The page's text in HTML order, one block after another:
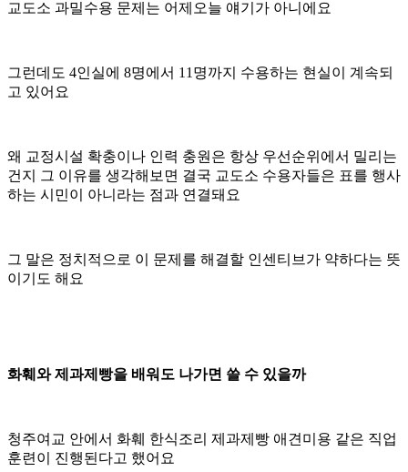
교도소 과밀수용 문제는 어제오늘 얘기가 아니에요
그런데도 4인실에 8명에서 11명까지 수용하는 현실이 계속되
고 있어요
왜 교정시설 확충이나 인력 충원은 항상 우선순위에서 밀리는
건지 그 이유를 생각해보면 결국 교도소 수용자들은 표를 행사
하는 시민이 아니라는 점과 연결돼요
그 말은 정치적으로 이 문제를 해결할 인센티브가 약하다는 뜻
이기도 해요
화훼와 제과제빵을 배워도 나가면 쓸 수 있을까
청주여교 안에서 화훼 한식조리 제과제빵 애견미용 같은 직업
훈련이 진행된다고 했어요